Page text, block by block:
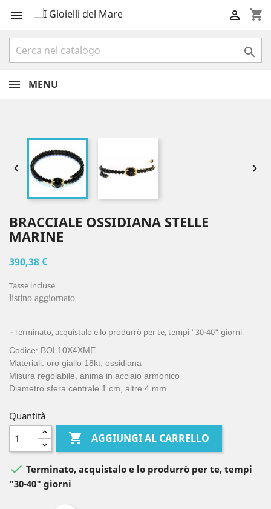
 shopping_cart


MENU
 
BRACCIALE OSSIDIANA STELLE
MARINE
390,38 €
Tasse incluse
listino aggiornato
Terminato, acquistalo e lo produrrò per te, tempi "30-40" giorni
Codice: BOL10X4XME
Materiali: oro giallo 18kt, ossidiana
Misura regolabile, anima in acciaio armonico
Diametro sfera centrale 1 cm, altre 4 mm
Quantità
 AGGIUNGI AL CARRELLO
 Terminato, acquistalo e lo produrrò per te, tempi
"30-40" giorni